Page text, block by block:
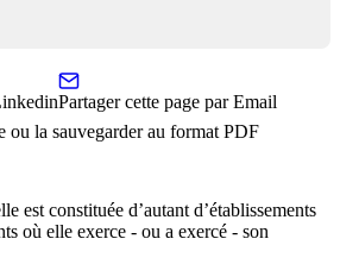
Partager cette page par Email
ou la sauvegarder au format PDF
est constituée d’autant d’établissements
où elle exerce - ou a exercé - son